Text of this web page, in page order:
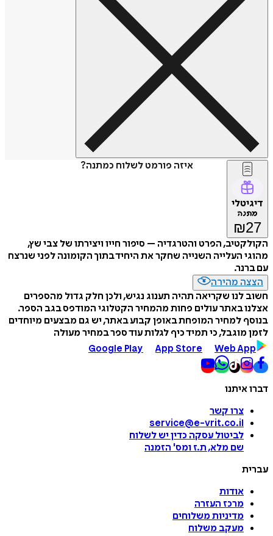
איזה פורמט לשלוח כמתנה?
דיגיטלי
מתנה
₪27
הקולקטיב, הפרט והטרגדיה – סיפור חייו ויצירתו של צבי שץ,
מהוגי העלייה השנייה שחקר את היחיד בתוך הקומונה לפני שנרצח
עם ברנר.
הצצה מהירה
חשוב לנו שקריאה תהיה תענוג נגיש, ולכן חלק גדול מהספרים
אצלנו באתר עולים פחות מהמחיר הקטלוגי המודפס בגב הספר.
בנוסף למחיר המופחת באופן קבוע באתר, יש גם מבצעים מיוחדים
לזמן מוגבל, כי תמיד כיף לגלות עוד ספר במחיר מעולה
Google Play
App Store Web App
דברו איתנו
צרו קשר
service@e-vrit.co.il
לביטול עסקה כדין יש לשלוח
שם מלא, ת.ז ומס' הזמנה
עברית
אודות
מרכז העזרה
מדיניות משלוחים
מעקב משלוח